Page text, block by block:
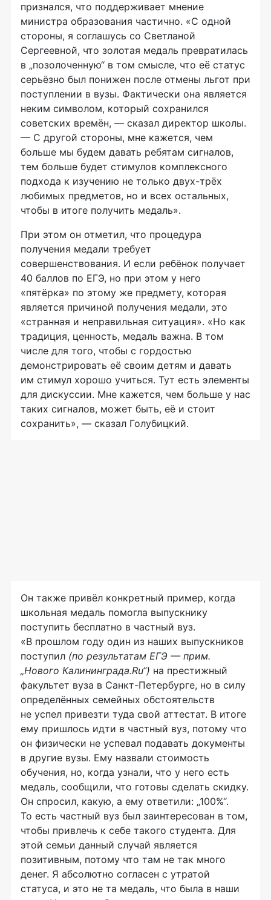
признался, что поддерживает мнение
министра образования частично. «С одной
стороны, я соглашусь со Светланой
Сергеевной, что золотая медаль превратилась
в „позолоченную“ в том смысле, что её статус
серьёзно был понижен после отмены льгот при
поступлении в вузы. Фактически она является
неким символом, который сохранился
советских времён, — сказал директор школы.
— С другой стороны, мне кажется, чем
больше мы будем давать ребятам сигналов,
тем больше будет стимулов комплексного
подхода к изучению не только двух-трёх
любимых предметов, но и всех остальных,
чтобы в итоге получить медаль».
При этом он отметил, что процедура
получения медали требует
совершенствования. И если ребёнок получает
40 баллов по ЕГЭ, но при этом у него
«пятёрка» по этому же предмету, которая
является причиной получения медали, это
«странная и неправильная ситуация». «Но как
традиция, ценность, медаль важна. В том
числе для того, чтобы с гордостью
демонстрировать её своим детям и давать
им стимул хорошо учиться. Тут есть элементы
для дискуссии. Мне кажется, чем больше у нас
таких сигналов, может быть, её и стоит
сохранить», — сказал Голубицкий.
Он также привёл конкретный пример, когда
школьная медаль помогла выпускнику
поступить бесплатно в частный вуз.
«В прошлом году один из наших выпускников
поступил (по результатам ЕГЭ — прим.
„Нового Калининграда.Ru“) на престижный
факультет вуза в Санкт-Петербурге, но в силу
определённых семейных обстоятельств
не успел привезти туда свой аттестат. В итоге
ему пришлось идти в частный вуз, потому что
он физически не успевал подавать документы
в другие вузы. Ему назвали стоимость
обучения, но, когда узнали, что у него есть
медаль, сообщили, что готовы сделать скидку.
Он спросил, какую, а ему ответили: „100%“.
То есть частный вуз был заинтересован в том,
чтобы привлечь к себе такого студента. Для
этой семьи данный случай является
позитивным, потому что там не так много
денег. Я абсолютно согласен с утратой
статуса, и это не та медаль, что была в наши